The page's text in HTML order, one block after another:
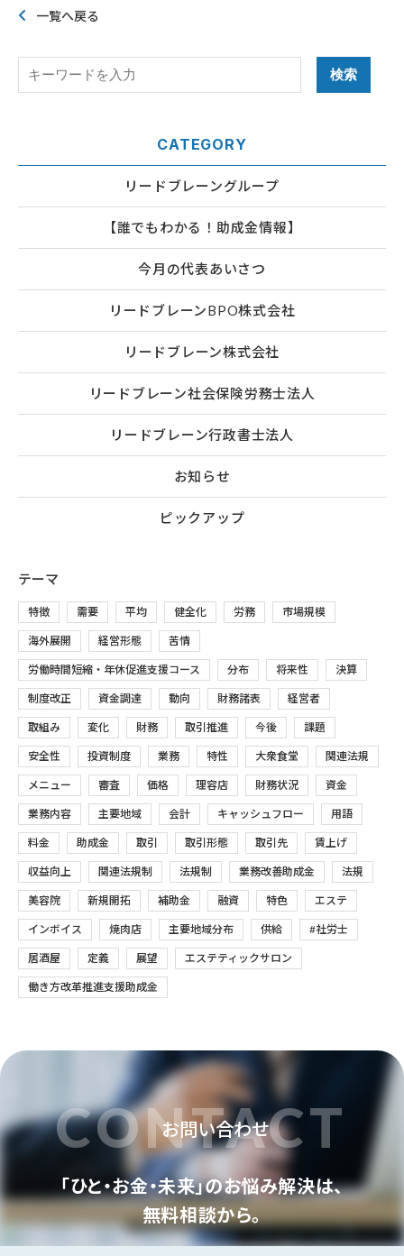
一覧へ戻る
CATEGORY
リードブレーングループ
【誰でもわかる！助成金情報】
今月の代表あいさつ
リードブレーンBPO株式会社
リードブレーン株式会社
リードブレーン社会保険労務士法人
リードブレーン行政書士法人
お知らせ
ピックアップ
テーマ
特徴 需要 平均 健全化 労務 市場規模
海外展開 経営形態 苦情
労働時間短縮・年休促進支援コース 分布 将来性 決算
制度改正 資金調達 動向 財務諸表 経営者
取組み 変化 財務 取引推進 今後 課題
安全性 投資制度 業務 特性 大衆食堂 関連法規
メニュー 審査 価格 理容店 財務状況 資金
業務内容 主要地域 会計 キャッシュフロー 用語
料金 助成金 取引 取引形態 取引先 賃上げ
収益向上 関連法規制 法規制 業務改善助成金 法規
美容院 新規開拓 補助金 融資 特色 エステ
インボイス 焼肉店 主要地域分布 供給 #社労士
居酒屋 定義 展望 エステティックサロン
働き方改革推進支援助成金
CONTACT
お問い合わせ
「ひと・お金・未来」のお悩み解決は、
無料相談から。